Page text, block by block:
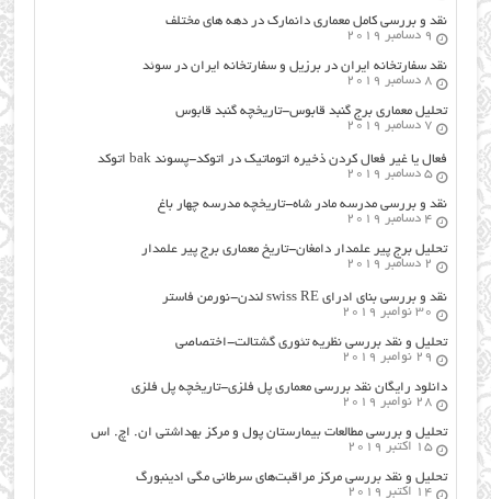
نقد و بررسی کامل معماری دانمارک در دهه های مختلف
9 دسامبر 2019
نقد سفارتخانه ایران در برزیل و سفارتخانه ایران در سوئد
8 دسامبر 2019
تحلیل معماری برج گنبد قابوس-تاریخچه گنبد قابوس
7 دسامبر 2019
فعال یا غیر فعال کردن ذخیره اتوماتیک در اتوکد-پسوند bak اتوکد
5 دسامبر 2019
نقد و بررسی مدرسه مادر شاه-تاریخچه مدرسه چهار باغ
4 دسامبر 2019
تحلیل برج پیر علمدار دامغان-تاریخ معماری برج پیر علمدار
2 دسامبر 2019
نقد و بررسی بنای ادرای swiss RE لندن-نورمن فاستر
30 نوامبر 2019
تحلیل و نقد بررسی نظریه تئوری گشتالت-اختصاصی
29 نوامبر 2019
دانلود رایگان نقد بررسی معماری پل فلزی-تاریخچه پل فلزی
28 نوامبر 2019
تحلیل و بررسی مطالعات بیمارستان پول و مرکز بهداشتی ان. اچ. اس
15 اکتبر 2019
تحلیل و نقد بررسی مرکز مراقبت‌های سرطانی مگی ادینبورگ
14 اکتبر 2019